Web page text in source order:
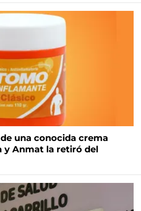
una conocida crema
Anmat la retiró del